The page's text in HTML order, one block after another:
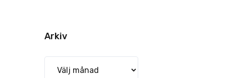
Arkiv